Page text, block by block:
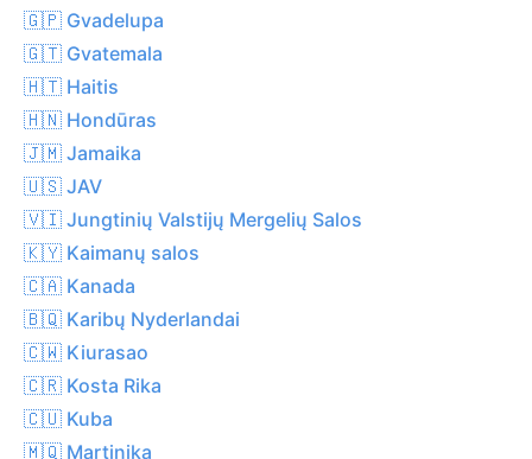
🇬🇵 Gvadelupa
🇬🇹 Gvatemala
🇭🇹 Haitis
🇭🇳 Hondūras
🇯🇲 Jamaika
🇺🇸 JAV
🇻🇮 Jungtinių Valstijų Mergelių Salos
🇰🇾 Kaimanų salos
🇨🇦 Kanada
🇧🇶 Karibų Nyderlandai
🇨🇼 Kiurasao
🇨🇷 Kosta Rika
🇨🇺 Kuba
🇲🇶 Martinika